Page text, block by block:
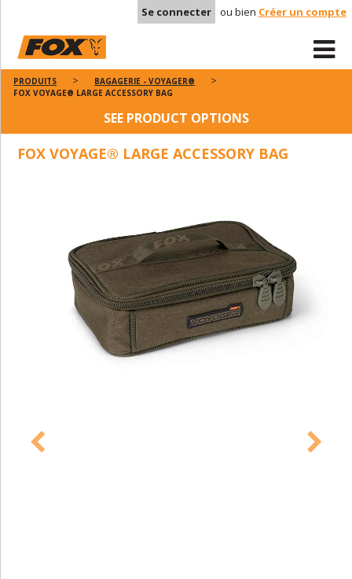
Se connecter ou bien Créer un compte
PRODUITS
BAGAGERIE - VOYAGER®
FOX VOYAGE® LARGE ACCESSORY BAG
SEE PRODUCT OPTIONS
FOX VOYAGE® LARGE ACCESSORY BAG